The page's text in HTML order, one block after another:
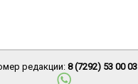
редакции: 8 (7292) 53 00 03